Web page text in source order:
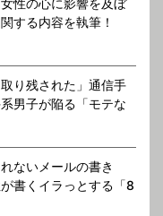
する内容を執筆！
り残された」通信手
男子が陥る「モテな
ないメールの書き
書くイラっとする「8